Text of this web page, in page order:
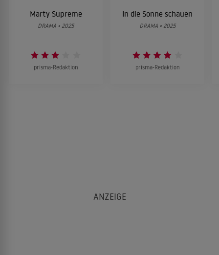
Marty Supreme
DRAMA • 2025
prisma-Redaktion
In die Sonne schauen
DRAMA • 2025
prisma-Redaktion